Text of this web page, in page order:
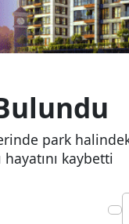
park
kaybetti